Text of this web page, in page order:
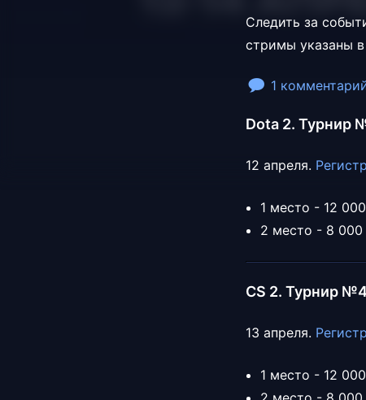
Следить за
стримы указаны
1
Dota 2. Турнир
12 апреля.
1 место - 12
2 место - 8 000
CS 2. Турнир
13 апреля.
1 место - 12